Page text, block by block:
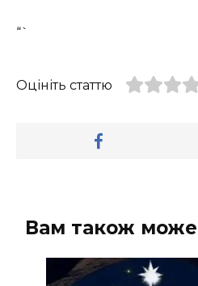
“`
Оцініть статтю
Вам також може